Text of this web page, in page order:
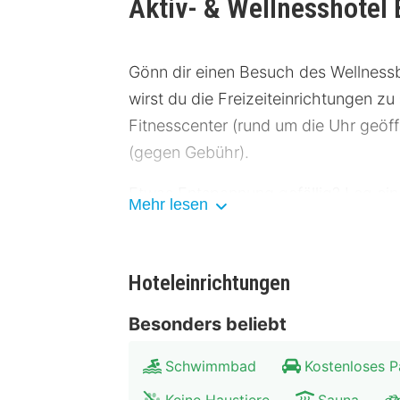
Aktiv- & Wellnesshotel
Gönn dir einen Besuch des
wirst du die Freizeiteinrichtungen
Fitnesscenter (rund um die Uhr
(gegen Gebühr).
stars.
Zum Angebot gehören ein Express-
Transferservice vom Hotel zum
Mehr lesen
Hoteleinrichtungen
Besonders beliebt
Schwimmbad Kostenloses